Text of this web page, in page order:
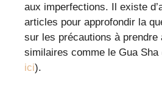
aux imperfections. Il existe
articles pour approfondir la
sur les précautions à prendre
similaires comme le Gua Sha
ici).